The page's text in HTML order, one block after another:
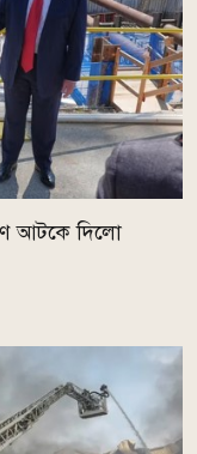
আটকে দিলো